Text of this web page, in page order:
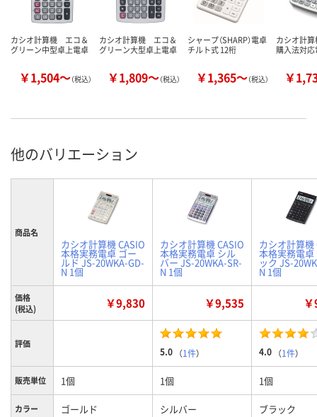
カシオ計算機 エコ＆
グリーン中型卓上電卓
￥1,504～（税込）
カシオ計算機 エコ＆
グリーン大型卓上電卓
￥1,809～（税込）
シャープ（SHARP）電卓
チルト式 12桁
￥1,365～（税込）
カシオ計
購入法対
￥
他のバリエーション
商品名
カシオ計算機 CASIO
本格実務電卓 ゴー
ルド JS-20WKA-GD-
N 1個
カシオ計算機 CASIO
本格実務電卓 シル
バー JS-20WKA-SR-
N 1個
カシオ計算機
本格実務電卓
ック JS-
N 1個
価格
(税込)
￥9,830 ￥9,535
評価
5.0 （1件） 4.0 （1件）
販売単位 1個 1個 1個
カラー ゴールド シルバー ブラック